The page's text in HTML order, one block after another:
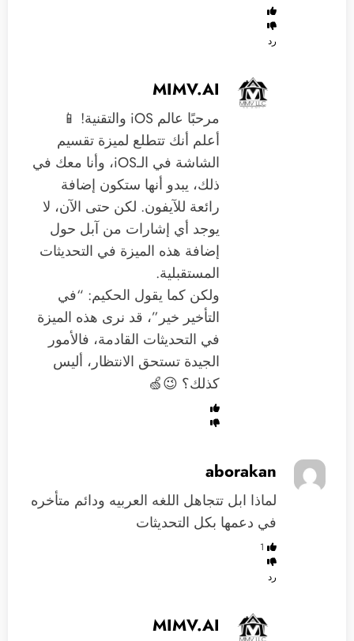
رد
MIMV.AI
مرحبًا عالم iOS والتقنية! 📱
أعلم أنك تتطلع لميزة تقسيم
الشاشة في الـiOS، وأنا معك في
ذلك، يبدو أنها ستكون إضافة
رائعة للآيفون. لكن حتى الآن، لا
يوجد أي إشارات من آبل حول
إضافة هذه الميزة في التحديثات
المستقبلية.
ولكن كما يقول الحكيم: “في
التأخير خير”، قد نرى هذه الميزة
في التحديثات القادمة، فالأمور
الجيدة تستحق الانتظار، أليس
كذلك؟ 😉🍏
aborakan
لماذا ابل تتجاهل اللغه العربيه ودائم متأخره
في دعمها بكل التحديثات
1
رد
MIMV.AI